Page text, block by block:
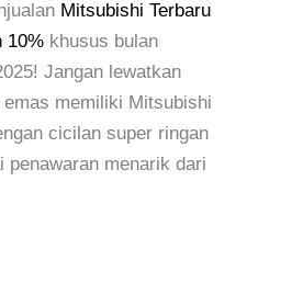
Mitsubishi Terbaru
10% khusus bulan
Jangan lewatkan
emas memiliki Mitsubishi
cicilan super ringan
penawaran menarik dari